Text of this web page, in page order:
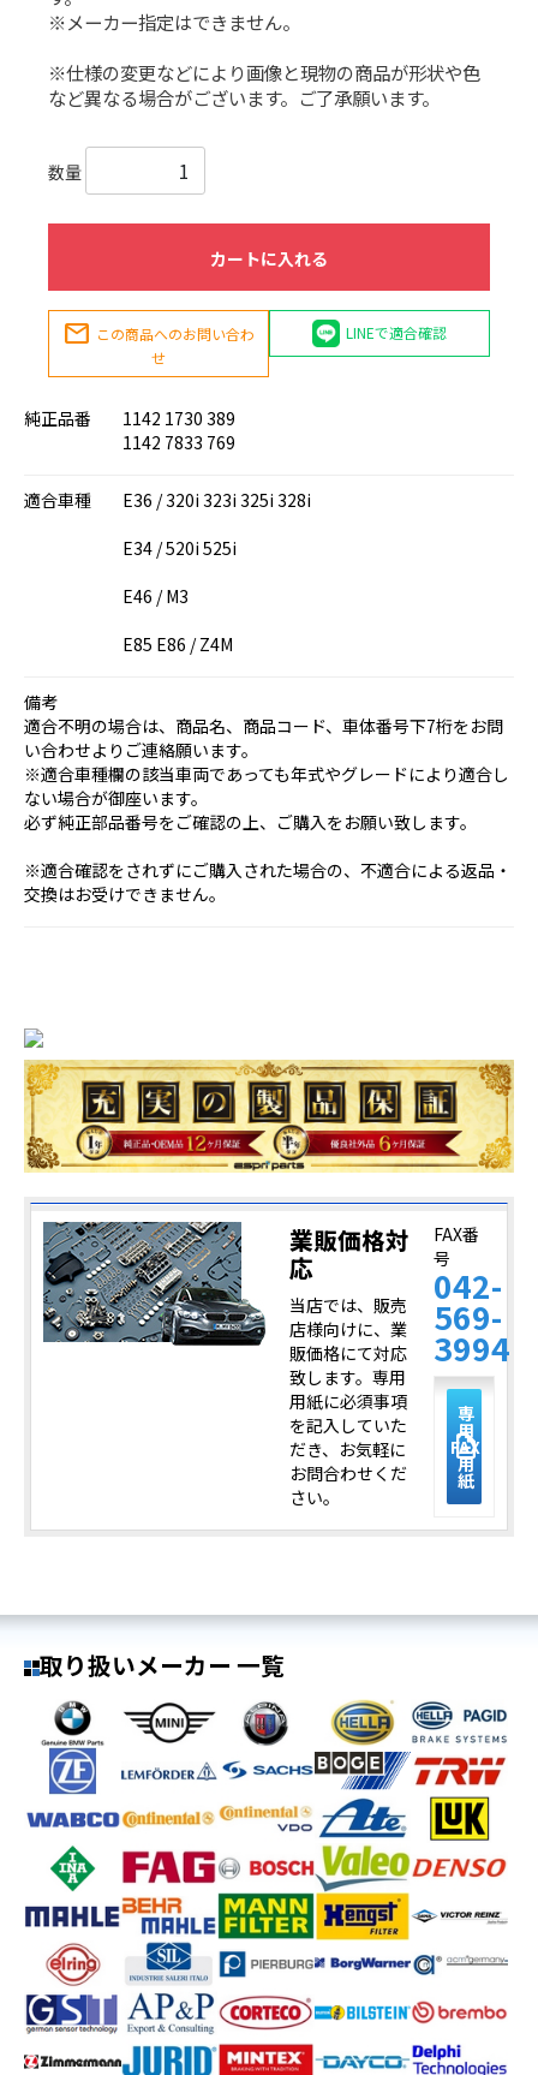
※メーカー指定はできません。
※仕様の変更などにより画像と現物の商品が形状や色
など異なる場合がございます。ご了承願います。
数量
カートに入れる
mail この商品へのお問い合わ
せ
LINEで適合確認
純正品番
1142 1730 389
1142 7833 769
適合車種
E36 / 320i 323i 325i 328i
E34 / 520i 525i
E46 / M3
E85 E86 / Z4M
備考
適合不明の場合は、商品名、商品コード、車体番号下7桁をお問
い合わせよりご連絡願います。
※適合車種欄の該当車両であっても年式やグレードにより適合し
ない場合が御座います。
必ず純正部品番号をご確認の上、ご購入をお願い致します。
※適合確認をされずにご購入された場合の、不適合による返品・
交換はお受けできません。
業販価格対
応
当店では、販売
店様向けに、業
販価格にて対応
致します。専用
用紙に必須事項
を記入していた
だき、お気軽に
お問合わせくだ
さい。
FAX番
号
042-
569-
3994
description
専
用
FAX
用
紙
取り扱いメーカー 一覧